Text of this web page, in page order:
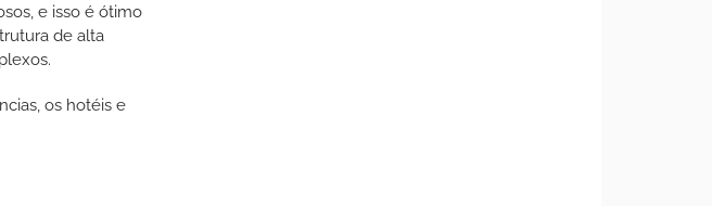
e isso é ótimo
de alta
os hotéis e